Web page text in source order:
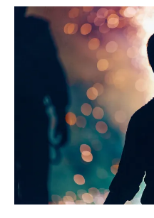
Artikel
Vuurwerkoverlast,
communicatie/zero-